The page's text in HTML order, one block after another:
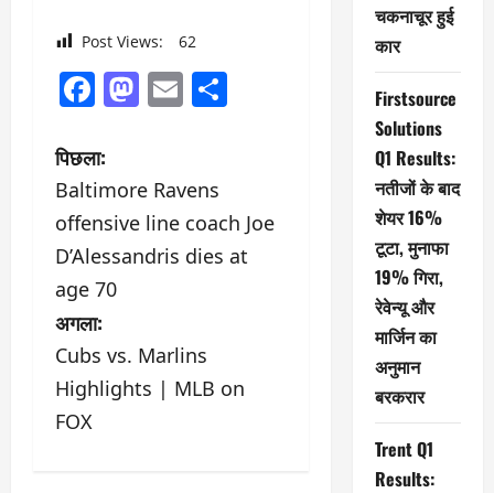
Post Views: 62
Facebook
Mastodon
Email
पो
स्ट
ने
वि
गे
श
न
पिछला:
Baltimore Ravens
offensive line coach Joe
D’Alessandris dies at
age 70
अगला:
Cubs vs. Marlins
Highlights | MLB on
FOX
चकनाचूर हुई
कार
Firstsource
Solutions
Q1 Results:
नतीजों के बाद
शेयर 16%
टूटा, मुनाफा
19% गिरा,
रेवेन्यू और
मार्जिन का
अनुमान
बरकरार
Trent Q1
Results: